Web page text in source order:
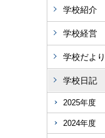
学校紹介
学校経営
学校だより
学校日記
2025年度
2024年度